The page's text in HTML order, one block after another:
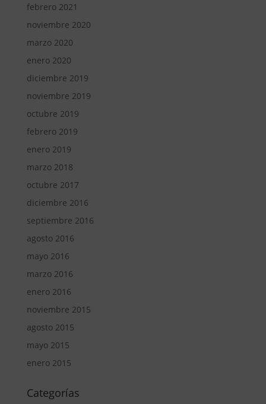
febrero 2021
noviembre 2020
marzo 2020
enero 2020
diciembre 2019
noviembre 2019
octubre 2019
febrero 2019
enero 2019
marzo 2018
octubre 2017
diciembre 2016
septiembre 2016
agosto 2016
mayo 2016
marzo 2016
enero 2016
noviembre 2015
agosto 2015
mayo 2015
enero 2015
Categorías